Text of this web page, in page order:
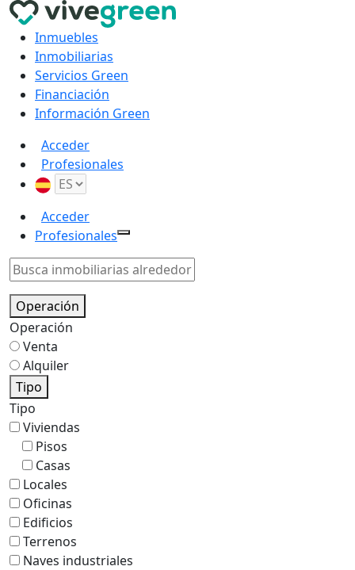
Inmuebles
Inmobiliarias
Servicios Green
Financiación
Información Green
Acceder
Profesionales
Acceder
Profesionales
Operación
Operación
Venta
Alquiler
Tipo
Tipo
Viviendas
Pisos
Casas
Locales
Oficinas
Edificios
Terrenos
Naves industriales